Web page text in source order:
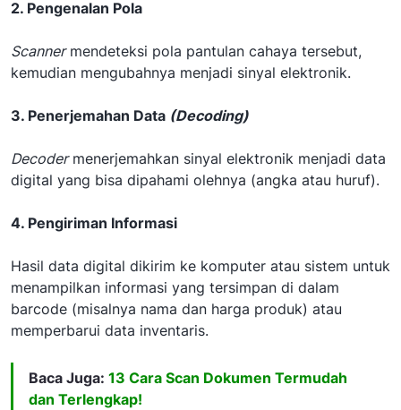
2. Pengenalan Pola
Scannermendeteksi pola pantulan cahaya tersebut,
kemudian mengubahnya menjadi sinyal elektronik.
3. Penerjemahan Data (Decoding)
Decodermenerjemahkan sinyal elektronik menjadi data
digital yang bisa dipahami olehnya (angka atau huruf).
4. Pengiriman Informasi
Hasil data digital dikirim ke komputer atau sistem untuk
menampilkan informasi yang tersimpan di dalam
barcode (misalnya nama dan harga produk) atau
memperbarui data inventaris.
Baca Juga: 13 Cara Scan Dokumen Termudah
dan Terlengkap!